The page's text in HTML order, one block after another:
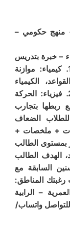
منهج حكومي –
– خبرة بتدريس
المنهج الحكومي الكويتي أقدم لطلابي: 1. كيمياء: موازنة
الكيمياء
العضوية – شرح + حل مسائل الوزارة 2. فيزياء: الحركة
ربطها بتجارب
للطلاب الضعاف
+ ملخصات +
بمستوى الطالب
الهدف الطالب
السابقة مع
المناطق:
– الرابية